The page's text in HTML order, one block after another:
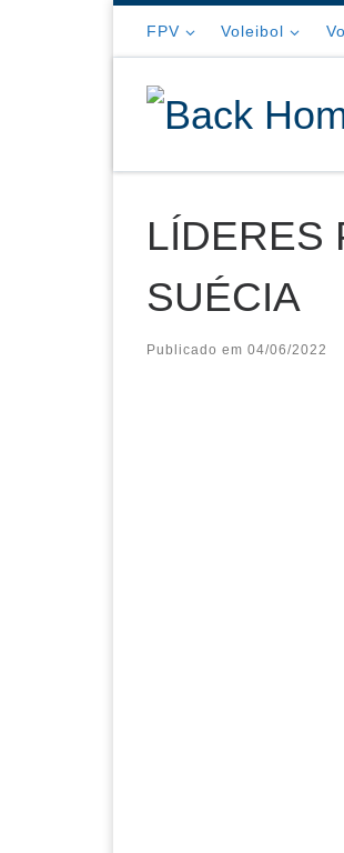
FPV Voleibol
LÍDERES
SUÉCIA
Publicado em 04/06/2022